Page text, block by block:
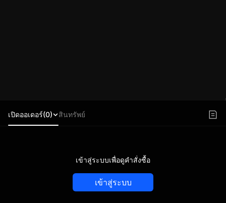
เปิดออเดอร์(0) สินทรัพย์
เข้าสู่ระบบเพื่อดูคำสั่งซื้อ
เข้าสู่ระบบ